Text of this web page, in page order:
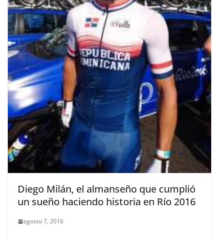
Diego Milán, el almanseño que cumplió
un sueño haciendo historia en Río 2016
agosto 7, 2016